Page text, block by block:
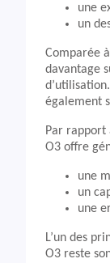
une
un
Comparée
davantage
également
Par rapport
O3 offre
une
un
une
L’un des
O3 reste